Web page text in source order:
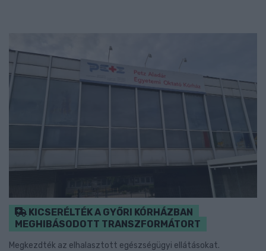
KICSERÉLTÉK A GYŐRI KÓRHÁZBAN
MEGHIBÁSODOTT TRANSZFORMÁTORT
Megkezdték az elhalasztott egészségügyi ellátásokat.